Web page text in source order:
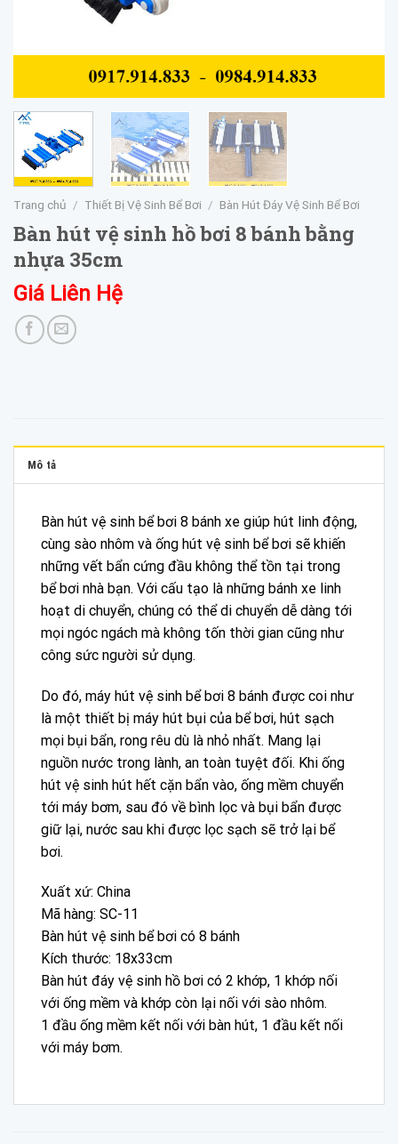
Trang chủ / Thiết Bị Vệ Sinh Bể Bơi / Bàn Hút Đáy Vệ Sinh Bể Bơi
Bàn hút vệ sinh hồ bơi 8 bánh bằng
nhựa 35cm
Giá Liên Hệ
Mô tả
Bàn hút vệ sinh bể bơi 8 bánh xe giúp hút linh động,
cùng sào nhôm và ống hút vệ sinh bể bơi sẽ khiến
những vết bẩn cứng đầu không thể tồn tại trong
bể bơi nhà bạn. Với cấu tạo là những bánh xe linh
hoạt di chuyển, chúng có thể di chuyển dễ dàng tới
mọi ngóc ngách mà không tốn thời gian cũng như
công sức người sử dụng.
Do đó, máy hút vệ sinh bể bơi 8 bánh được coi như
là một thiết bị máy hút bụi của bể bơi, hút sạch
mọi bụi bẩn, rong rêu dù là nhỏ nhất. Mang lại
nguồn nước trong lành, an toàn tuyệt đối. Khi ống
hút vệ sinh hút hết cặn bẩn vào, ống mềm chuyển
tới máy bơm, sau đó về bình lọc và bụi bẩn được
giữ lại, nước sau khi được lọc sạch sẽ trở lại bể
bơi.
Xuất xứ: China
Mã hàng: SC-11
Bàn hút vệ sinh bể bơi có 8 bánh
Kích thước: 18x33cm
Bàn hút đáy vệ sinh hồ bơi có 2 khớp, 1 khớp nối
với ống mềm và khớp còn lại nối với sào nhôm.
1 đầu ống mềm kết nối với bàn hút, 1 đầu kết nối
với máy bơm.